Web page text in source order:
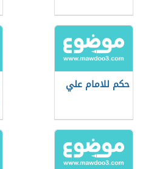
حكم للامام علي